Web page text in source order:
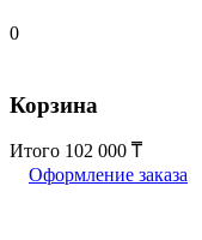
0
Корзина
Итого 102 000
Оформление заказа